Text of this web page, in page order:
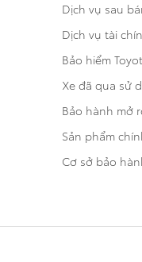
Dịch vụ sau
Dịch vụ tài
Bảo hiểm
Xe đã qua sử
Bảo hành mở
Sản phẩm
Cơ sở bảo